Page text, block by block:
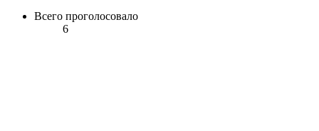
Всего проголосовало
6